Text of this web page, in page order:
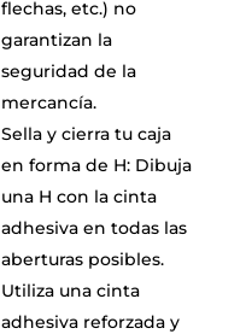
flechas, etc.) no
garantizan la
seguridad de la
mercancía.
Sella y cierra tu caja
en forma de H: Dibuja
una H con la cinta
adhesiva en todas las
aberturas posibles.
Utiliza una cinta
adhesiva reforzada y